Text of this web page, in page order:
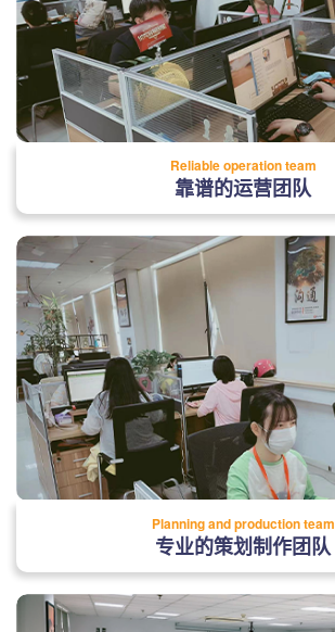
Reliable operation team
靠谱的运营团队
Planning and production team
专业的策划制作团队